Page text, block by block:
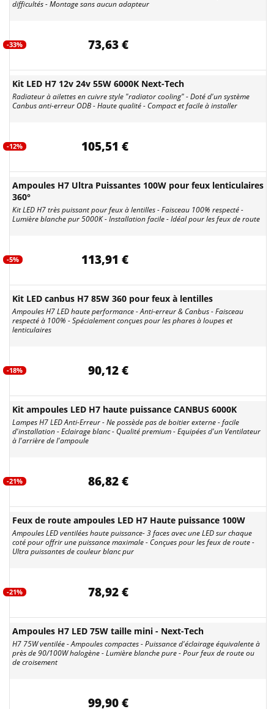
difficultés - Montage sans aucun adapteur
-33% 73,63 €
Kit LED H7 12v 24v 55W 6000K Next-Tech
Radiateur à ailettes en cuivre style "radiator cooling" - Doté d'un système
Canbus anti-erreur ODB - Haute qualité - Compact et facile à installer
-12% 105,51 €
Ampoules H7 Ultra Puissantes 100W pour feux lenticulaires
360°
Kit LED H7 très puissant pour feux à lentilles - Faisceau 100% respecté -
Lumière blanche pur 5000K - Installation facile - Idéal pour les feux de route
-5% 113,91 €
Kit LED canbus H7 85W 360 pour feux à lentilles
Ampoules H7 LED haute performance - Anti-erreur & Canbus - Faisceau
respecté à 100% - Spécialement conçues pour les phares à loupes et
lenticulaires
-18% 90,12 €
Kit ampoules LED H7 haute puissance CANBUS 6000K
Lampes H7 LED Anti-Erreur - Ne possède pas de boitier externe - facile
d'installation - Eclairage blanc - Qualité premium - Equipées d'un Ventilateur
à l'arrière de l'ampoule
-21% 86,82 €
Feux de route ampoules LED H7 Haute puissance 100W
Ampoules LED ventilées haute puissance- 3 faces avec une LED sur chaque
coté pour offrir une puissance maximale - Conçues pour les feux de route -
Ultra puissantes de couleur blanc pur
-21% 78,92 €
Ampoules H7 LED 75W taille mini - Next-Tech
H7 75W ventilée - Ampoules compactes - Puissance d'éclairage équivalente à
près de 90/100W halogène - Lumière blanche pure - Pour feux de route ou
de croisement
99,90 €